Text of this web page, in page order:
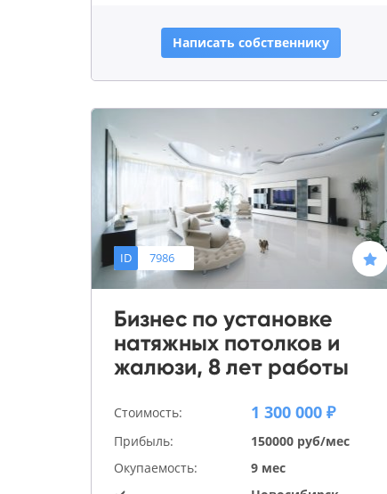
Написать собственнику
ID 7986
Бизнес по установке
натяжных потолков и
жалюзи, 8 лет работы
Стоимость: 1 300 000 ₽
Прибыль:
150000 руб/мес
Окупаемость:
9 мес